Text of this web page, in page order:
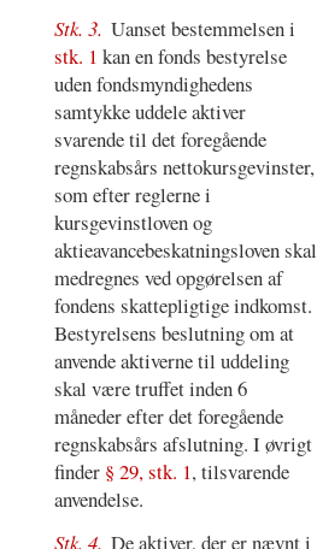
Stk. 3. Uanset bestemmelsen i
stk. 1 kan en fonds bestyrelse
uden fondsmyndighedens
samtykke uddele aktiver
svarende til det foregående
regnskabsårs nettokursgevinster,
som efter reglerne i
kursgevinstloven og
aktieavancebeskatningsloven skal
medregnes ved opgørelsen af
fondens skattepligtige indkomst.
Bestyrelsens beslutning om at
anvende aktiverne til uddeling
skal være truffet inden 6
måneder efter det foregående
regnskabsårs afslutning. I øvrigt
finder § 29, stk. 1, tilsvarende
anvendelse.
Stk. 4. De aktiver, der er nævnt i